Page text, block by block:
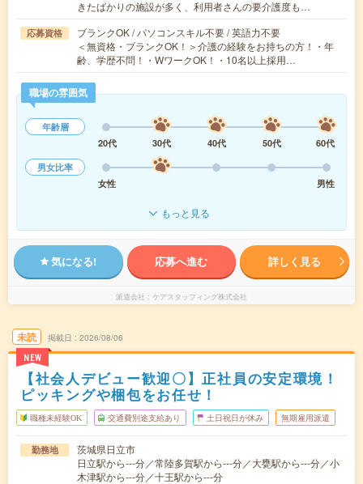
きたばかりの施設が多く、利用者さんの要介護度も…
応募資格
ブランクOK / パソコンスキル不要 / 英語力不要
＜無資格・ブランクOK！＞介護の経験をお持ちの方！・年
齢、学歴不問！・WワークOK！・10名以上採用…
職場の雰囲気
年齢層
20代
30代 40代 50代
60代
男女比率
女性
男性
もっと見る
気になる! 応募へ進む 詳しく見る
派遣会社 ケアスタッフィング株式会社
未読
NEW
掲載日 2026/08/06
【社会人デビュー歓迎〇】正社員の安定環境！
ピッキングや梱包をお任せ！
職種未経験OK 交通費別途支給あり 土日祝日が休み 無期雇用派遣
勤務地
茨城県日立市
日立駅から---分／常陸多賀駅から---分／大甕駅から---分／小
木津駅から---分／十王駅から---分